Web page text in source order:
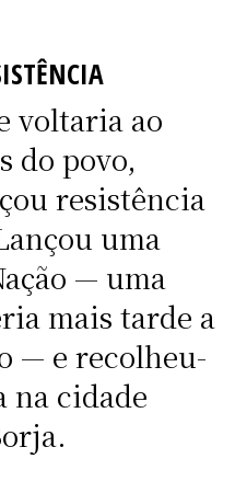
voltaria ao
do povo,
resistência
uma
— uma
mais tarde a
— e recolheu-
na cidade